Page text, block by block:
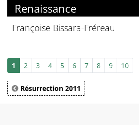
Renaissance
Françoise Bissara-Fréreau
1 2 3 4 5 6 7 8 9 10
Résurrection 2011